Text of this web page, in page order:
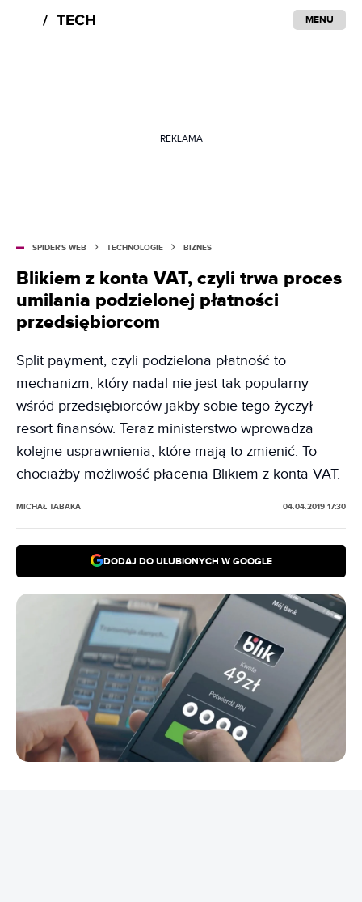
MENU
REKLAMA
SPIDER'S WEB TECHNOLOGIE BIZNES
Blikiem z konta VAT, czyli trwa proces
umilania podzielonej płatności
przedsiębiorcom
Split payment, czyli podzielona płatność to
mechanizm, który nadal nie jest tak popularny
wśród przedsiębiorców jakby sobie tego życzył
resort finansów. Teraz ministerstwo wprowadza
kolejne usprawnienia, które mają to zmienić. To
chociażby możliwość płacenia Blikiem z konta VAT.
MICHAŁ TABAKA 04.04.2019 17:30
DODAJ DO ULUBIONYCH W GOOGLE